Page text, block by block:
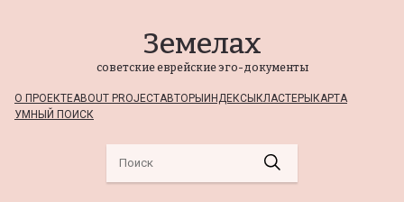
Земелах
советские еврейские эго-документы
О ПРОЕКТЕABOUT PROJECTАВТОРЫ ИНДЕКСЫ КЛАСТЕРЫ КАРТА
УМНЫЙ ПОИСК